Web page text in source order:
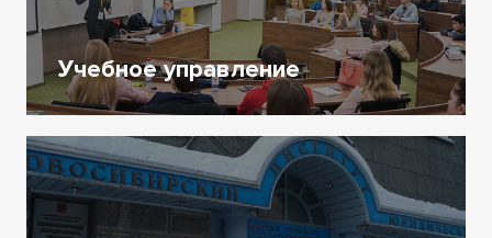
Учебное управление